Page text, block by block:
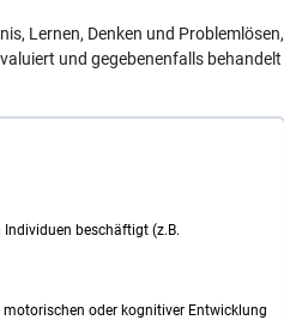
Lernen, Denken und Problemlösen,
und gegebenenfalls behandelt
beschäftigt (z.B.
oder kognitiver Entwicklung